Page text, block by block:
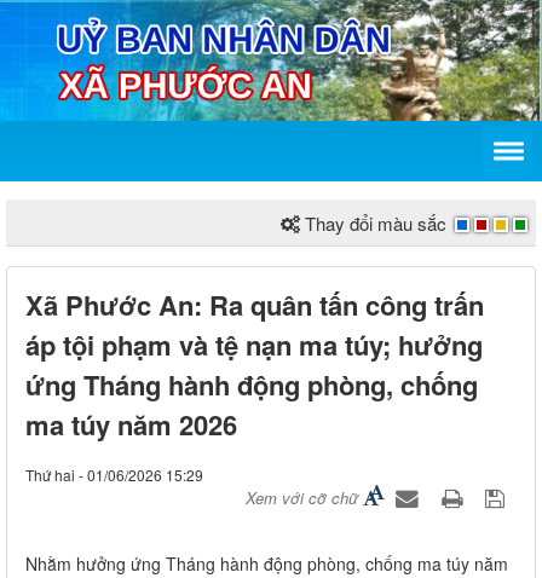
Thay đổi màu sắc
Xã Phước An: Ra quân tấn công trấn
áp tội phạm và tệ nạn ma túy; hưởng
ứng Tháng hành động phòng, chống
ma túy năm 2026
Thứ hai - 01/06/2026 15:29
Xem với cỡ chữ
Nhằm hưởng ứng Tháng hành động phòng, chống ma túy năm